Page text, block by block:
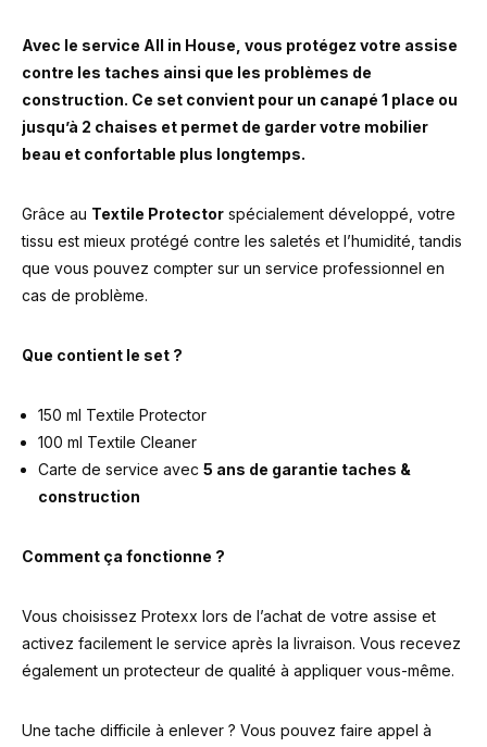
Avec le service All in House, vous protégez votre assise
contre les taches ainsi que les problèmes de
construction. Ce set convient pour un canapé 1 place ou
jusqu’à 2 chaises et permet de garder votre mobilier
beau et confortable plus longtemps.
Grâce au Textile Protector spécialement développé, votre
tissu est mieux protégé contre les saletés et l’humidité, tandis
que vous pouvez compter sur un service professionnel en
cas de problème.
Que contient le set ?
150 ml Textile Protector
100 ml Textile Cleaner
Carte de service avec 5 ans de garantie taches &
construction
Comment ça fonctionne ?
Vous choisissez Protexx lors de l’achat de votre assise et
activez facilement le service après la livraison. Vous recevez
également un protecteur de qualité à appliquer vous-même.
Une tache difficile à enlever ? Vous pouvez faire appel à